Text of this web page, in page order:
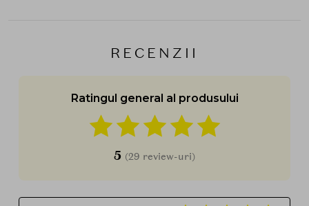
RECENZII
Ratingul general al produsului
5 (29 review-uri)